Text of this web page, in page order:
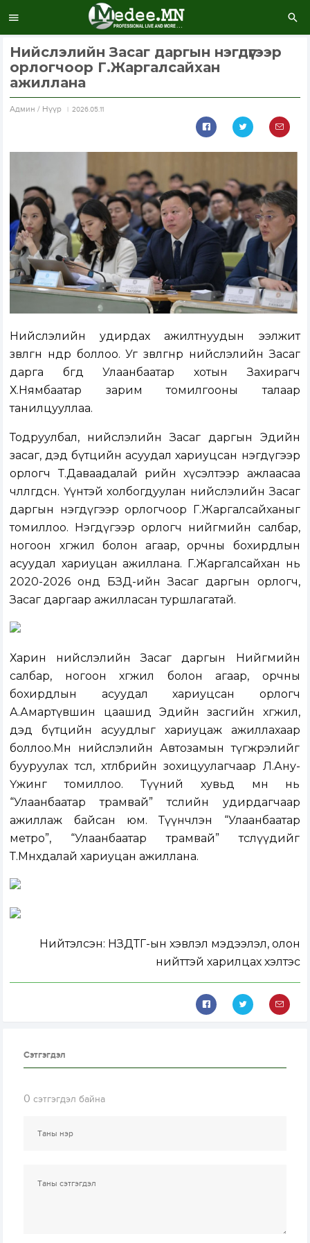
Нийслэлийн Засаг даргын нэгдүгээр
орлогчоор Г.Жаргалсайхан
ажиллана
Aдмин / Нүүр 2026.05.11
Нийслэлийн удирдах ажилтнуудын ээлжит
зөвлөгөөн өнөөдөр боллоо. Уг зөвлөгөөнөөр нийслэлийн Засаг
дарга бөгөөд Улаанбаатар хотын Захирагч
Х.Нямбаатар зарим томилгооны талаар
танилцууллаа.
Тодруулбал, нийслэлийн Засаг даргын Эдийн
засаг, дэд бүтцийн асуудал хариуцсан нэгдүгээр
орлогч Т.Даваадалай өөрийн хүсэлтээр ажлаасаа
чөлөөлөгдсөн. Үүнтэй холбогдуулан нийслэлийн Засаг
даргын нэгдүгээр орлогчоор Г.Жаргалсайханыг
томиллоо. Нэгдүгээр орлогч нийгмийн салбар,
ногоон хөгжил болон агаар, орчны бохирдлын
асуудал хариуцан ажиллана. Г.Жаргалсайхан нь
2020-2026 онд БЗД-ийн Засаг даргын орлогч,
Засаг даргаар ажилласан туршлагатай.
Харин нийслэлийн Засаг даргын Нийгмийн
салбар, ногоон хөгжил болон агаар, орчны
бохирдлын асуудал хариуцсан орлогч
А.Амартүвшин цаашид Эдийн засгийн хөгжил,
дэд бүтцийн асуудлыг хариуцаж ажиллахаар
боллоо.Мөн нийслэлийн Автозамын түгжрэлийг
бууруулах төсөл, хөтөлбөрийн зохицуулагчаар Л.Ану-
Үжинг томиллоо. Түүний хувьд өмнө нь
“Улаанбаатар трамвай” төслийн удирдагчаар
ажиллаж байсан юм. Түүнчлэн “Улаанбаатар
метро”, “Улаанбаатар трамвай” төслүүдийг
Т.Мөнхдалай хариуцан ажиллана.
Нийтэлсэн: НЗДТГ-ын хэвлэл мэдээлэл, олон
нийттэй харилцах хэлтэс
Сэтгэгдэл
0 сэтгэгдэл байна